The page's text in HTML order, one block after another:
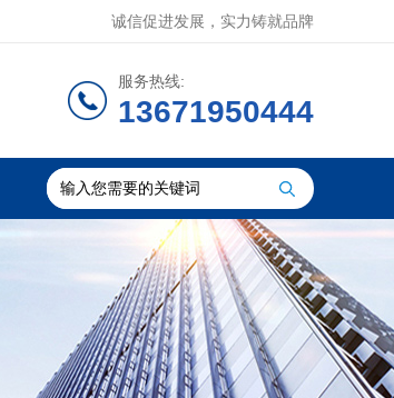
诚信促进发展，实力铸就品牌
服务热线:
13671950444